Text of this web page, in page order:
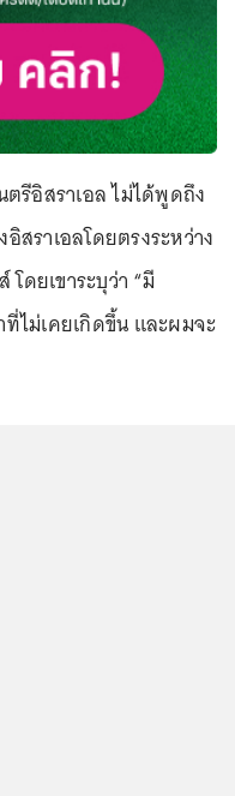
รีอิสราเอล ไม่ได้พูดถึง
สราเอลโดยตรงระหว่าง
ดยเขาระบุว่า “มี
ไม่เคยเกิดขึ้น และผมจะ